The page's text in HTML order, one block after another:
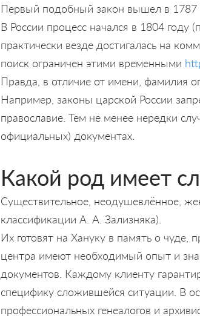
Первый подобный закон вышел в
В России процесс начался в 1804 году
практически везде достигалась на
поиск ограничен этими временными
Правда, в отличие от имени, фамилия
Например, законы царской России
православие. Тем не менее нередки
официальных) документах.
Какой род имеет
Существительное, неодушевлённое,
классификации А. А. Зализняка).
Их готовят на Хануку в память о
центра имеют необходимый опыт и
документов. Каждому клиенту
специфику сложившейся ситуации. В
профессиональных генеалогов и